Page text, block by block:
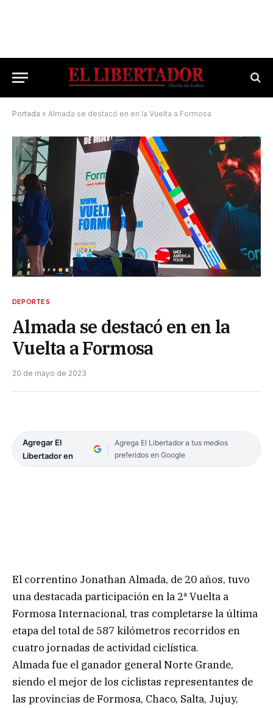
Portada » Almada se destacó en en la Vuelta a Formosa
DEPORTES
Almada se destacó en en la
Vuelta a Formosa
20 de mayo de 2023
Agregar El
Libertador en
Agrega El Libertador a tus medios
preferidos en Google
El correntino Jonathan Almada, de 20 años, tuvo
una destacada participación en la 2ª Vuelta a
Formosa Internacional, tras completarse la última
etapa del total de 587 kilómetros recorridos en
cuatro jornadas de actividad ciclística.
Almada fue el ganador general Norte Grande,
siendo el mejor de los ciclistas representantes de
las provincias de Formosa, Chaco, Salta, Jujuy,